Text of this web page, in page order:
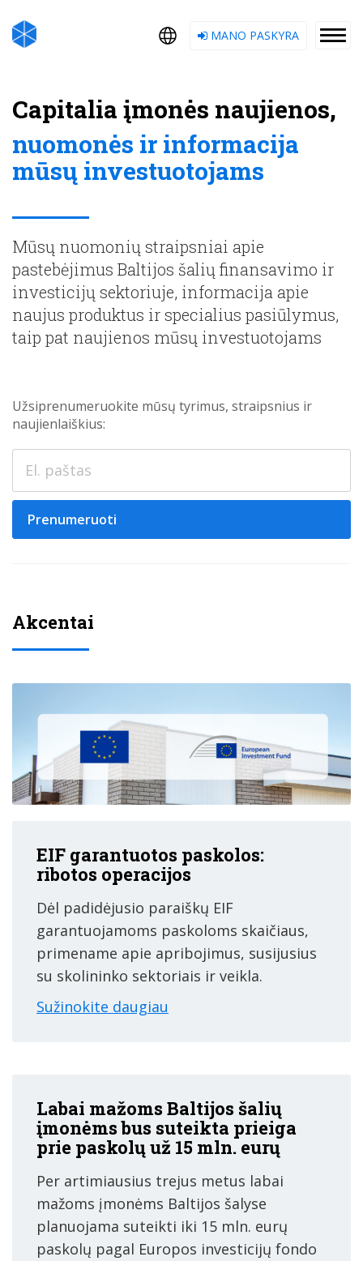
MANO PASKYRA
Capitalia įmonės naujienos,
nuomonės ir informacija
mūsų investuotojams
Mūsų nuomonių straipsniai apie
pastebėjimus Baltijos šalių finansavimo ir
investicijų sektoriuje, informacija apie
naujus produktus ir specialius pasiūlymus,
taip pat naujienos mūsų investuotojams
Užsiprenumeruokite mūsų tyrimus, straipsnius ir
naujienlaiškius:
Prenumeruoti
Akcentai
EIF garantuotos paskolos:
ribotos operacijos
Dėl padidėjusio paraiškų EIF
garantuojamoms paskoloms skaičiaus,
primename apie apribojimus, susijusius
su skolininko sektoriais ir veikla.
Sužinokite daugiau
Labai mažoms Baltijos šalių
įmonėms bus suteikta prieiga
prie paskolų už 15 mln. eurų
Per artimiausius trejus metus labai
mažoms įmonėms Baltijos šalyse
planuojama suteikti iki 15 mln. eurų
paskolų pagal Europos investicijų fondo